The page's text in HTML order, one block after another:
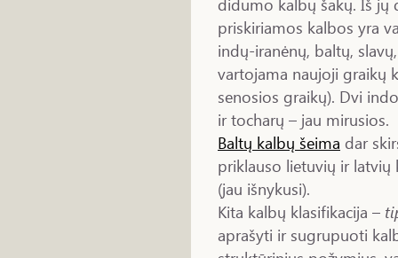
priskiriamos kalbos yra
indų-iranėnų, baltų,
vartojama naujoji graikų
senosios graikų). Dvi
ir tocharų – jau mirusios.
Baltų kalbų šeima dar
priklauso lietuvių ir
(jau išnykusi).
Kita kalbų klasifikacija –
aprašyti ir sugrupuoti